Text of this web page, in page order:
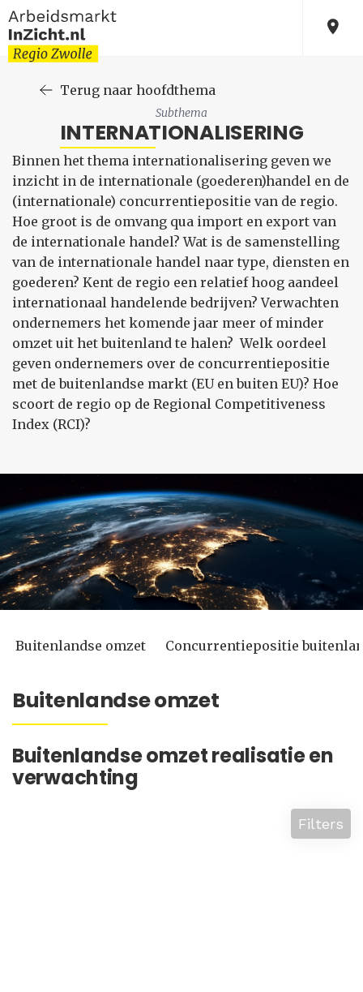
Terug naar hoofdthema
Subthema
INTERNATIONALISERING
Binnen het thema internationalisering geven we
inzicht in de internationale (goederen)handel en de
(internationale) concurrentiepositie van de regio.
Hoe groot is de omvang qua import en export van
de internationale handel? Wat is de samenstelling
van de internationale handel naar type, diensten en
goederen? Kent de regio een relatief hoog aandeel
internationaal handelende bedrijven? Verwachten
ondernemers het komende jaar meer of minder
omzet uit het buitenland te halen? Welk oordeel
geven ondernemers over de concurrentiepositie
met de buitenlandse markt (EU en buiten EU)? Hoe
scoort de regio op de Regional Competitiveness
Index (RCI)?
Buitenlandse omzet Concurrentiepositie
Buitenlandse omzet
Buitenlandse omzet realisatie en
verwachting
Filters